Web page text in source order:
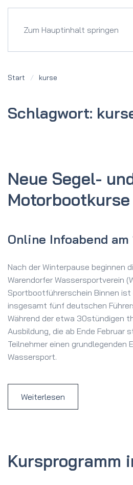
Zum Hauptinhalt springen
Start kurse
Schlagwort:
Neue Segel-
Motorboot­kurse
Online Infoabend am
Nach der Winterpause beginnen
Warendorfer Wassersportverein
Sportbootführerschein Binnen
insgesamt fünf deutschen
Während der etwa 30stündigen
Ausbildung, die ab Ende
Teilnehmer einen grundlegenden
Wassersport.
Weiterlesen
Kursprogramm